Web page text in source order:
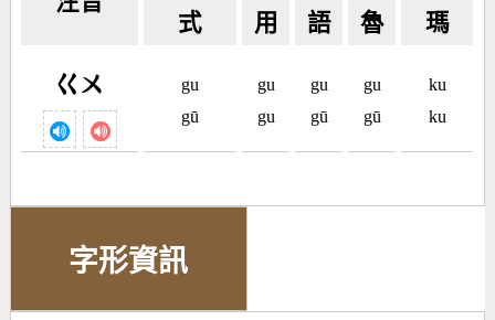
式 用 語 魯 瑪
ㄍㄨ
gu
gū
gu
gu
gu
gū
gu
gū
ku
ku
字形資訊